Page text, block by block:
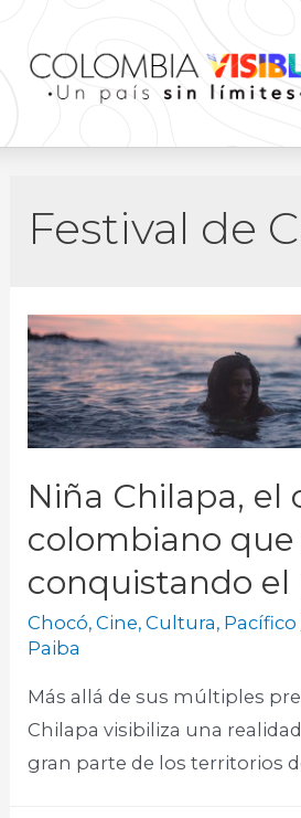
Festival de
Niña Chilapa, el
colombiano que
conquistando
Chocó,Cine,Cultura, Pacífico
Paiba
Más allá de sus múltiples
Chilapa visibiliza una
gran parte de los territorios